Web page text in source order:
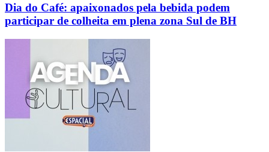
Dia do Café: apaixonados pela bebida podem
participar de colheita em plena zona Sul de BH